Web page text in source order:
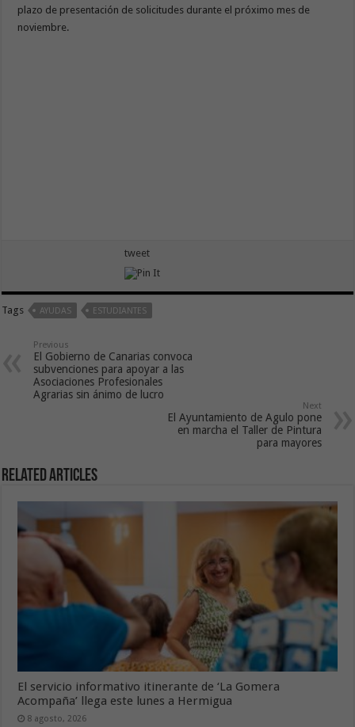
plazo de presentación de solicitudes durante el próximo mes de
noviembre.
tweet
Tags AYUDAS ESTUDIANTES
Previous
El Gobierno de Canarias convoca
subvenciones para apoyar a las
Asociaciones Profesionales
Agrarias sin ánimo de lucro
Next
El Ayuntamiento de Agulo pone
en marcha el Taller de Pintura
para mayores
Related Articles
El servicio informativo itinerante de ‘La Gomera
Acompaña’ llega este lunes a Hermigua
8 agosto, 2026